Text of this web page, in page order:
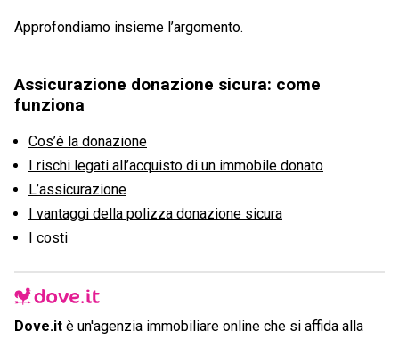
Approfondiamo insieme l’argomento.
Assicurazione donazione sicura: come
funziona
Cos’è la donazione
I rischi legati all’acquisto di un immobile donato
L’assicurazione
I vantaggi della polizza donazione sicura
I costi
Dove.it è un'agenzia immobiliare online che si affida alla